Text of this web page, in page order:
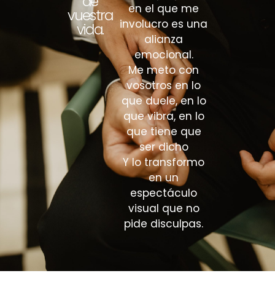
vuestra
vida.
en el que me
involucro es una
alianza
emocional.
Me meto con
vosotros en lo
que duele, en lo
que vibra, en lo
que tiene que
ser dicho
Y lo transformo
en un
espectáculo
visual que no
pide disculpas.